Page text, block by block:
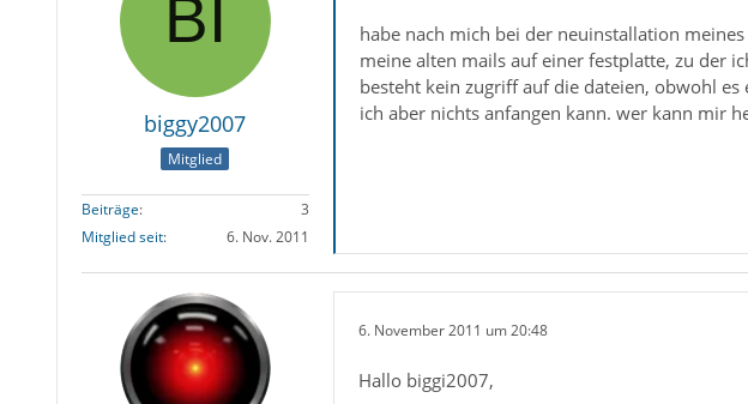
biggy2007
Mitglied
Beiträge
3
Mitglied seit
6. Nov. 2011
habe nach mich bei der neuinstallation
meine alten mails auf einer festplatte, zu der
besteht kein zugriff auf die dateien, obwohl
ich aber nichts anfangen kann. wer kann mir
6. November 2011 um 20:48
Hallo biggi2007,